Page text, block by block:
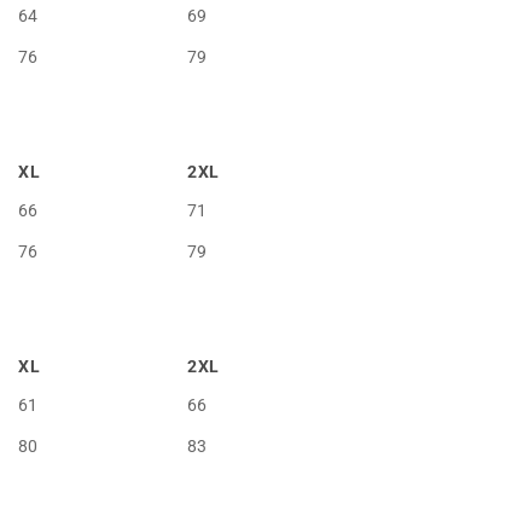
64
69
76 79
XL
2XL
66
71
76 79
XL
2XL
61
66
80 83